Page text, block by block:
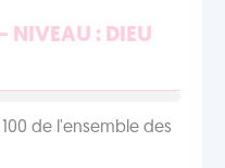
NIVEAU : DIEU
de l'ensemble des